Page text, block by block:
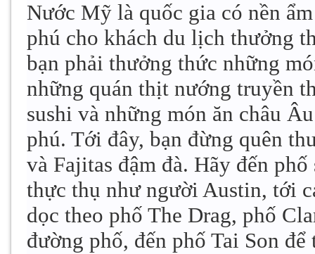
Nước Mỹ là quốc gia có nền
phú cho khách du lịch thưởng
bạn phải thưởng thức những
những quán thịt nướng truyền
sushi và những món ăn châu
phú. Tới đây, bạn đừng quên
và Fajitas đậm đà. Hãy đến
thực thụ như người Austin, tới
dọc theo phố The Drag, phố
đường phố, đến phố Tai Son